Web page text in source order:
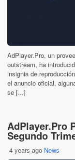
AdPlayer.Pro, un
outstream, ha
insignia de
el anuncio oficial,
se [...]
AdPlayer.Pro
Segundo
4 years ago News